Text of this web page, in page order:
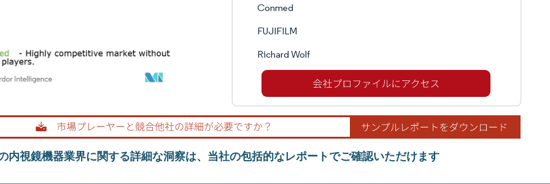
Conmed
FUJIFILM
Richard Wolf
内視鏡機器業界に関する詳細な洞察は、当社の包括的なレポートでご確認いただけます